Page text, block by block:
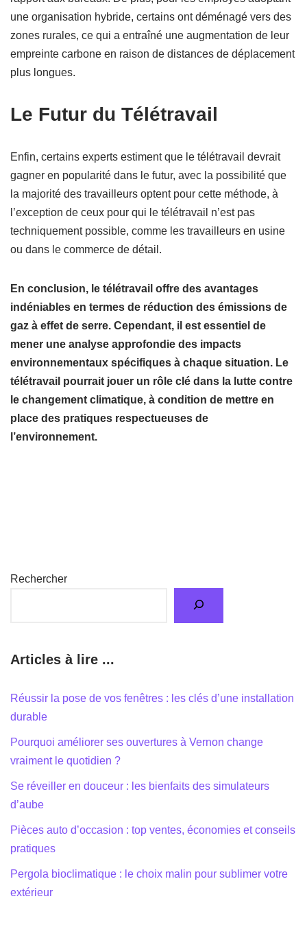
des bâtiments. Certains logements ne sont pas optimisés
en termes d’efficacité énergétique, ce qui peut entraîner
une augmentation de la consommation d’énergie par
rapport aux bureaux. De plus, pour les employés adoptant
zones rurales, ce qui a entraîné une augmentation de leur
empreinte carbone en raison de distances de déplacement
Le Futur du Télétravail
Enfin, certains experts estiment que le télétravail devrait
gagner en popularité dans le futur, avec la possibilité que
l’exception de ceux pour qui le télétravail n’est pas
techniquement possible, comme les travailleurs en usine
ou dans le commerce de détail.
En conclusion, le télétravail offre des avantages
indéniables en termes de réduction des émissions de
gaz à effet de serre. Cependant, il est essentiel de
mener une analyse approfondie des impacts
environnementaux spécifiques à chaque situation. Le
Réussir la pose de vos fenêtres : les clés d’une installation
durable
Pourquoi améliorer ses ouvertures à Vernon change
vraiment le quotidien ?
Se réveiller en douceur : les bienfaits des simulateurs
d’aube
Pièces auto d’occasion : top ventes, économies et conseils